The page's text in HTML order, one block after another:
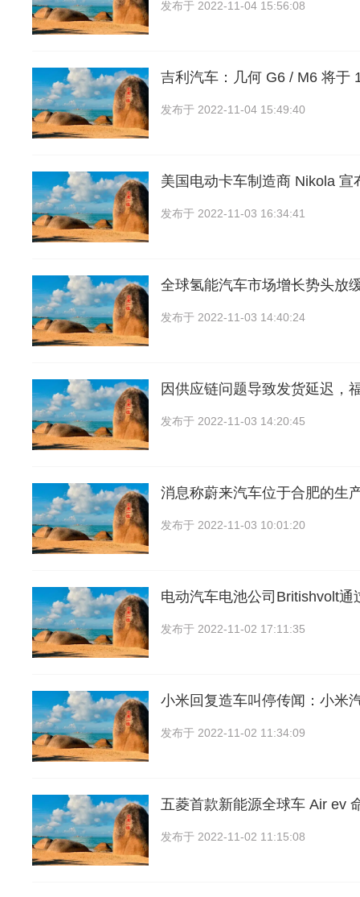
发布于 2022-11-04 15:56:08
吉利汽车：几何 G6 / M6 将于
发布于 2022-11-04 15:49:40
美国电动卡车制造商 Nikola 宣
发布于 2022-11-03 16:34:41
全球氢能汽车市场增长势头放
发布于 2022-11-03 14:40:24
因供应链问题导致发货延迟，
发布于 2022-11-03 14:20:45
消息称蔚来汽车位于合肥的生
发布于 2022-11-03 10:01:20
电动汽车电池公司Britishvolt通
发布于 2022-11-02 17:11:35
小米回复造车叫停传闻：小米
发布于 2022-11-02 11:34:09
五菱首款新能源全球车 Air ev
发布于 2022-11-02 11:15:08